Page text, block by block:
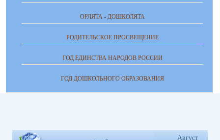
ОРЛЯТА - ДОШКОЛЯТА
РОДИТЕЛЬСКОЕ ПРОСВЕЩЕНИЕ
ГОД ЕДИНСТВА НАРОДОВ РОССИИ
ГОД ДОШКОЛЬНОГО ОБРАЗОВАНИЯ
Август